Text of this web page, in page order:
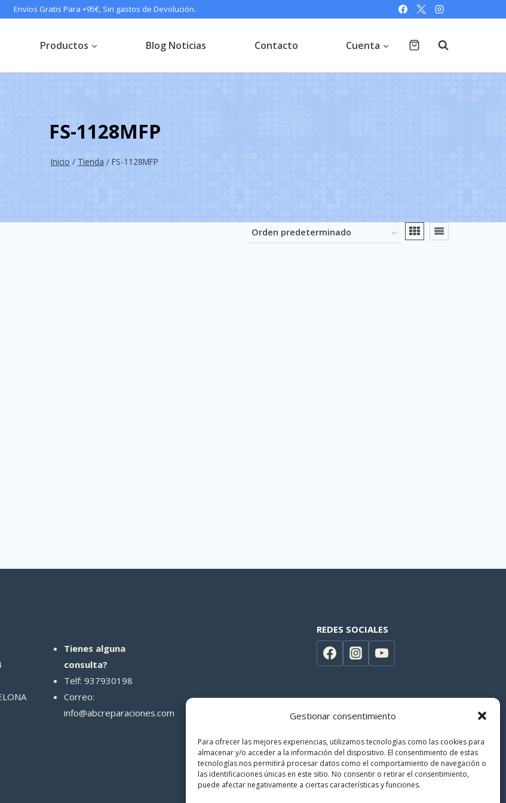
Gestionar consentimiento
Para ofrecer las mejores experiencias, utilizamos tecnologías como las cookies para
almacenar y/o acceder a la información del dispositivo. El consentimiento de estas
tecnologías nos permitirá procesar datos como el comportamiento de navegación o
las identificaciones únicas en este sitio. No consentir o retirar el consentimiento,
puede afectar negativamente a ciertas características y funciones.
Envíos Gratis Para +95€, Sin gastos de Devolución.
Productos Blog Noticias Contacto Cuenta
FS-1128MFP
Inicio / Tienda / FS-1128MFP
Tienes alguna
consulta?
Telf: 937930198
Correo:
info@abcreparaciones.com
REDES SOCIALES